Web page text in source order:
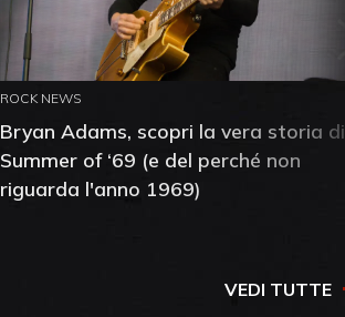
ROCK NEWS
Bryan Adams, scopri la vera storia di
Summer of ‘69 (e del perché non
riguarda l'anno 1969)
VEDI TUTTE